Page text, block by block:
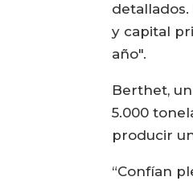
y capital
año".
Berthet,
5.000
producir
“Confían